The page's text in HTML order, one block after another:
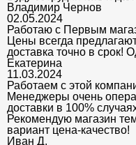
Владимир Чернов
02.05.2024
Работаю с Первым
Цены всегда
доставка точно в срок!
Екатерина
11.03.2024
Работаем с этой
Менеджеры очень
доставки в 100%
Рекомендую магазин
вариант цена-качество!
Иван Д.